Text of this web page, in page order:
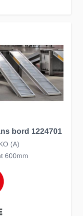
bord 1224701
(A)
600mm